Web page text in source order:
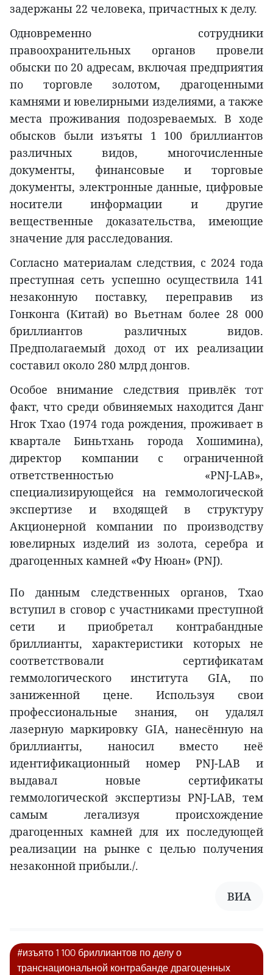
задержаны 22 человека, причастных к делу.
Одновременно сотрудники
правоохранительных органов провели
обыски по 20 адресам, включая предприятия
по торговле золотом, драгоценными
камнями и ювелирными изделиями, а также
места проживания подозреваемых. В ходе
обысков были изъяты 1 100 бриллиантов
различных видов, многочисленные
документы, финансовые и торговые
документы, электронные данные, цифровые
носители информации и другие
вещественные доказательства, имеющие
значение для расследования.
Согласно материалам следствия, с 2024 года
преступная сеть успешно осуществила 141
незаконную поставку, переправив из
Гонконга (Китай) во Вьетнам более 28 000
бриллиантов различных видов.
Предполагаемый доход от их реализации
составил около 280 млрд донгов.
Особое внимание следствия привлёк тот
факт, что среди обвиняемых находится Данг
Нгок Тхао (1974 года рождения, проживает в
квартале Биньтхань города Хошимина),
директор компании с ограниченной
ответственностью «PNJ-LAB»,
специализирующейся на геммологической
экспертизе и входящей в структуру
Акционерной компании по производству
ювелирных изделий из золота, серебра и
драгоценных камней «Фу Нюан» (PNJ).
По данным следственных органов, Тхао
вступил в сговор с участниками преступной
сети и приобретал контрабандные
бриллианты, характеристики которых не
соответствовали сертификатам
геммологического института GIA, по
заниженной цене. Используя свои
профессиональные знания, он удалял
лазерную маркировку GIA, нанесённую на
бриллианты, наносил вместо неё
идентификационный номер PNJ-LAB и
выдавал новые сертификаты
геммологической экспертизы PNJ-LAB, тем
самым легализуя происхождение
драгоценных камней для их последующей
реализации на рынке с целью получения
незаконной прибыли./.
ВИА
#изъято 1 100 бриллиантов по делу о
транснациональной контрабанде драгоценных